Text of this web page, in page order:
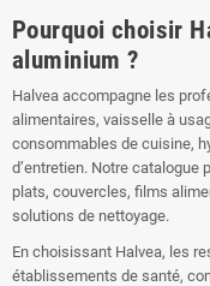
Pourquoi choisir
aluminium ?
Halvea accompagne les
alimentaires, vaisselle à
consommables de cuisine,
d’entretien. Notre catalogue
plats, couvercles, films
solutions de nettoyage.
En choisissant Halvea, les
établissements de santé,